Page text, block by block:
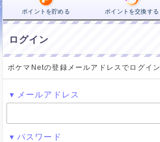
ポイントを貯める ポイントを交換する
ログイン
ポケマNetの登録メールアドレスでログイン
メールアドレス
パスワード